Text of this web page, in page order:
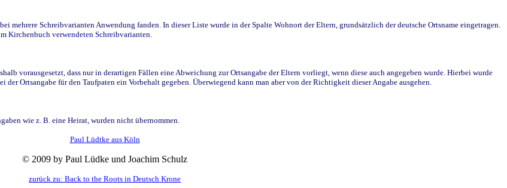
mehrere Schreibvarianten Anwendung fanden. In dieser Liste wurde in der Spalte Wohnort der Eltern, grundsätzlich der deutsche Ortsname eingetragen.
Kirchenbuch verwendeten Schreibvarianten.
vorausgesetzt, dass nur in derartigen Fällen eine Abweichung zur Ortsangabe der Eltern vorliegt, wenn diese auch angegeben wurde. Hierbei wurde
Ortsangabe für den Taufpaten ein Vorbehalt gegeben. Überwiegend kann man aber von der Richtigkeit dieser Angabe ausgehen.
wie z. B. eine Heirat, wurden nicht übernommen.
Paul Lüdtke aus Köln
© 2009 by Paul Lüdke und Joachim Schulz
zurück zu: Back to the Roots in Deutsch Krone